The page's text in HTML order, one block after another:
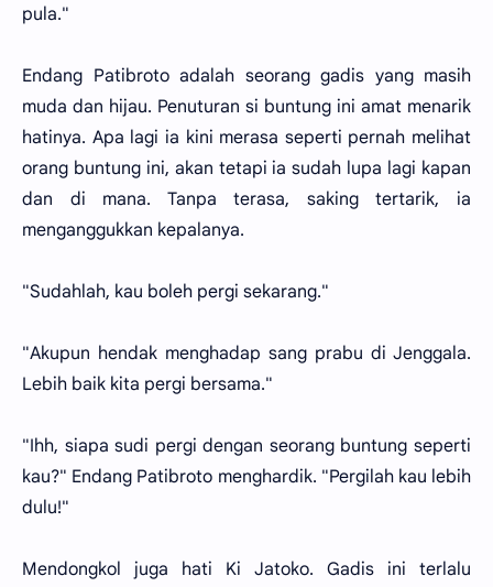
pula."
Endang Patibroto adalah seorang gadis yang masih
muda dan hijau. Penuturan si buntung ini amat menarik
hatinya. Apa lagi ia kini merasa seperti pernah melihat
orang buntung ini, akan tetapi ia sudah lupa lagi kapan
dan di mana. Tanpa terasa, saking tertarik, ia
menganggukkan kepalanya.
"Sudahlah, kau boleh pergi sekarang."
"Akupun hendak menghadap sang prabu di Jenggala.
Lebih baik kita pergi bersama."
"Ihh, siapa sudi pergi dengan seorang buntung seperti
kau?" Endang Patibroto menghardik. "Pergilah kau lebih
dulu!"
Mendongkol juga hati Ki Jatoko. Gadis ini terlalu